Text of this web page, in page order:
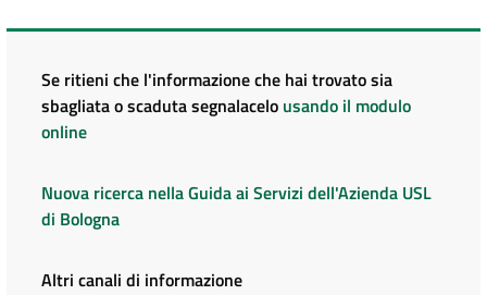
Se ritieni che l'informazione che hai trovato sia
sbagliata o scaduta segnalacelo usando il modulo
online
Nuova ricerca nella Guida ai Servizi dell'Azienda USL
di Bologna
Altri canali di informazione